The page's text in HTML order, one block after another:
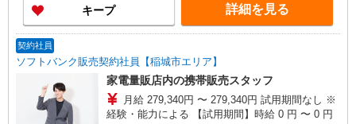
キープ 詳細を見る
契約社員
ソフトバンク販売契約社員【稲城市エリア】
家電量販店内の携帯販売スタッフ
月給 279,340円 〜 279,340円 試用期間なし ※
経験・能力による 【試用期間】時給 0 円 〜 0 円